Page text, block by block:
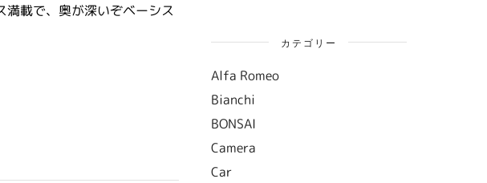
載で、奥が深いぞベーシス
カテゴリー
Alfa Romeo
Bianchi
BONSAI
Camera
Car